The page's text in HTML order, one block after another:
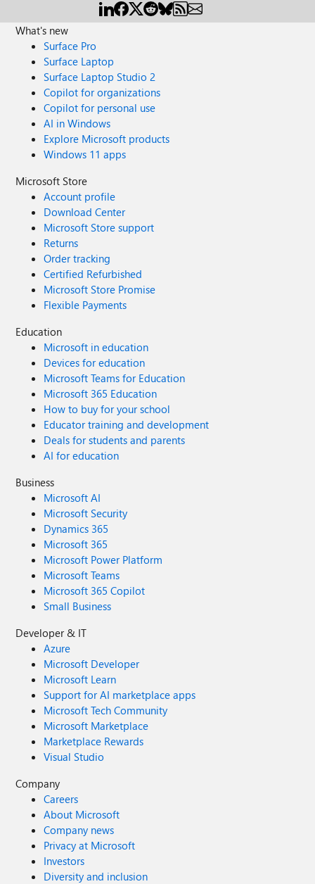
What's new
Surface Pro
Surface Laptop
Surface Laptop Studio 2
Copilot for organizations
Copilot for personal use
AI in Windows
Explore Microsoft products
Windows 11 apps
Microsoft Store
Account profile
Download Center
Microsoft Store support
Returns
Order tracking
Certified Refurbished
Microsoft Store Promise
Flexible Payments
Education
Microsoft in education
Devices for education
Microsoft Teams for Education
Microsoft 365 Education
How to buy for your school
Educator training and development
Deals for students and parents
AI for education
Business
Microsoft AI
Microsoft Security
Dynamics 365
Microsoft 365
Microsoft Power Platform
Microsoft Teams
Microsoft 365 Copilot
Small Business
Developer & IT
Azure
Microsoft Developer
Microsoft Learn
Support for AI marketplace apps
Microsoft Tech Community
Microsoft Marketplace
Marketplace Rewards
Visual Studio
Company
Careers
About Microsoft
Company news
Privacy at Microsoft
Investors
Diversity and inclusion